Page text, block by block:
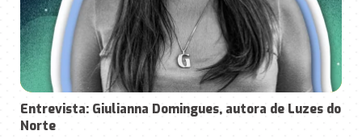
Entrevista: Giulianna Domingues, autora de Luzes do
Norte